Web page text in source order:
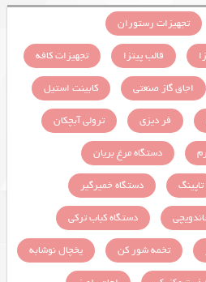
تجهیزات رستوران
قالب پیتزا
تجهیزات کافه
اجاق گاز صنعتی
کابینت استیل
فر دیزی
ترولی آبچکان
دستگاه مرغ بریان
تاپینگ
دستگاه خمیرگیر
دستگاه کباب ترکی
تخمه شور کن
یخچال نوشابه